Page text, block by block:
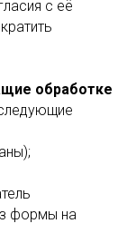
с её
обработке
формы на